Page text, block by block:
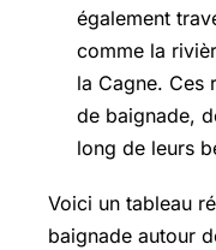
également
comme la
la Cagne. Ces
de baignade,
long de leurs
Voici un tableau
baignade autour